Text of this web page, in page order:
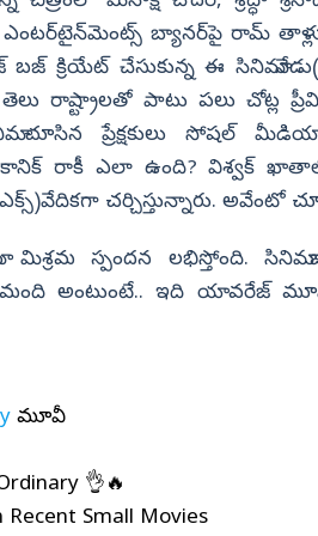
విజయనగరం
పార్వతీపురం మన్యం
పశ్చిమ గోదావరి
ఏలూరు
వైఎస్సార్
నిజామాబాద్
కామారెడ్డి
రంగారెడ్డి
వికారాబాద్
వరంగల్
జనగాం
బ్యానర్‌పై రామ్ తాళ్లూరి
క్రియేట్ చేసుకున్న ఈ సినిమా
తెలు రాష్ట్రాలతో పాటు పలు చోట్ల
చూసిన ప్రేక్షకులు సోషల్‌
మెకానిక్‌ రాకీ ఎలా ఉంది? విశ్వక్‌
చర్చిస్తున్నారు. అవేంటో
మిశ్రమ స్పందన లభిస్తోంది.
అంటుంటే.. ఇది యావరేజ్‌
మూవీ
👌🔥
Small Movies
హిట్టా? ఫట్టా?